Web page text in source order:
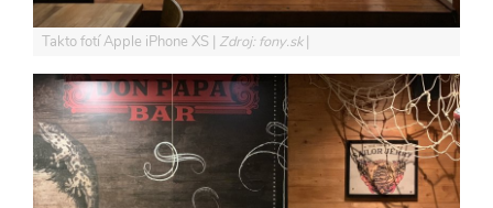
Takto fotí Apple iPhone XS Zdroj: fony.sk